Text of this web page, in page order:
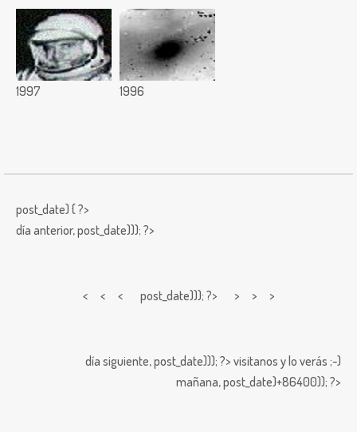
1997 1996
post_date) { ?>
día anterior,post_date))); ?>
< < < post_date))); ?> > > >
día siguiente,post_date))); ?> visitanos y lo verás ;-)
mañana,post_date)+86400)); ?>